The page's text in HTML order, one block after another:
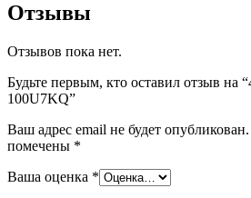
Отзывы
Отзывов пока нет.
Будьте первым, кто оставил отзыв на
100U7KQ”
Ваш адрес email не будет опубликован.
помечены *
Ваша оценка *